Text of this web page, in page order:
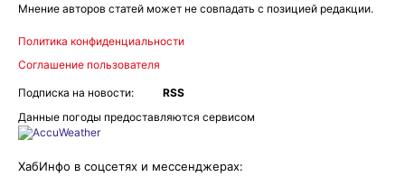
Мнение авторов статей может не совпадать с позицией редакции.
Политика конфиденциальности
Соглашение пользователя
Подписка на новости:
RSS
Данные погоды предоставляются сервисом
ХабИнфо в соцсетях и мессенджерах: